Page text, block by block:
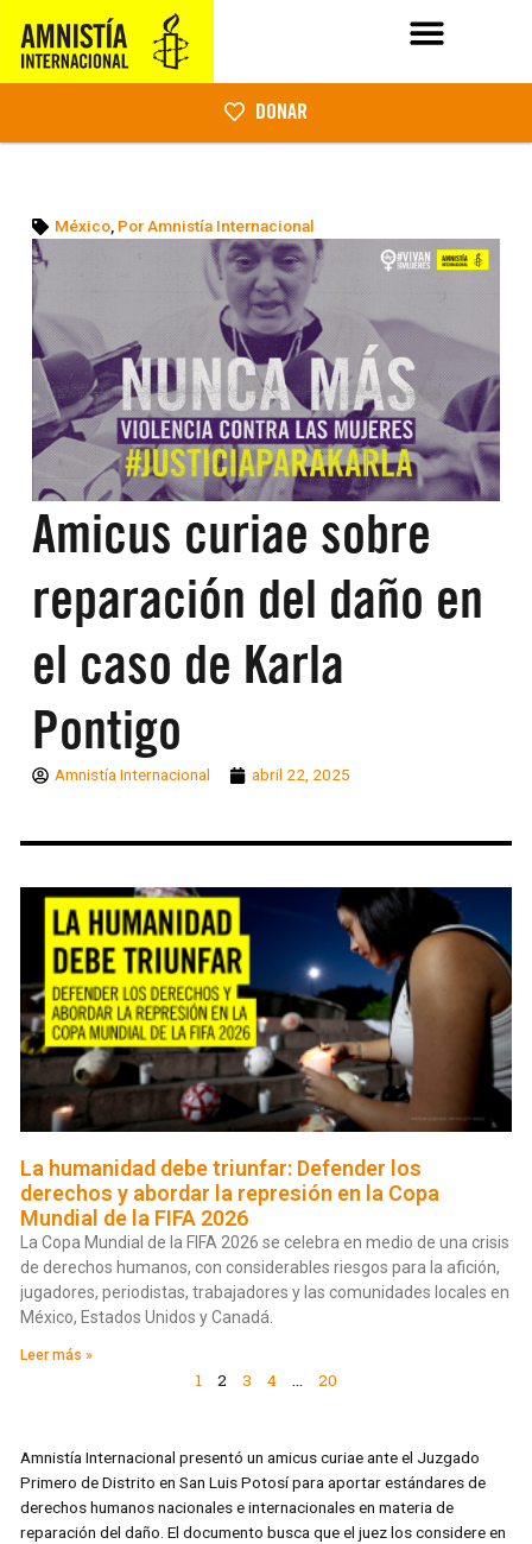
DONAR
México Por Amnistía Internacional
Amicus curiae sobre
reparación del daño en
el caso de Karla
Pontigo
Amnistía Internacional abril 22, 2025
La humanidad debe triunfar: Defender los
derechos y abordar la represión en la Copa
Mundial de la FIFA 2026
La Copa Mundial de la FIFA 2026 se celebra en medio de una crisis
de derechos humanos, con considerables riesgos para la afición,
jugadores, periodistas, trabajadores y las comunidades locales en
México, Estados Unidos y Canadá.
Leer más »
1 2 3 4 … 20
Amnistía Internacional presentó un amicus curiae ante el Juzgado
Primero de Distrito en San Luis Potosí para aportar estándares de
derechos humanos nacionales e internacionales en materia de
reparación del daño. El documento busca que el juez los considere en